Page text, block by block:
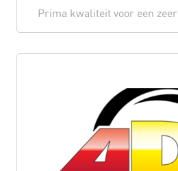
Prima kwaliteit voor een